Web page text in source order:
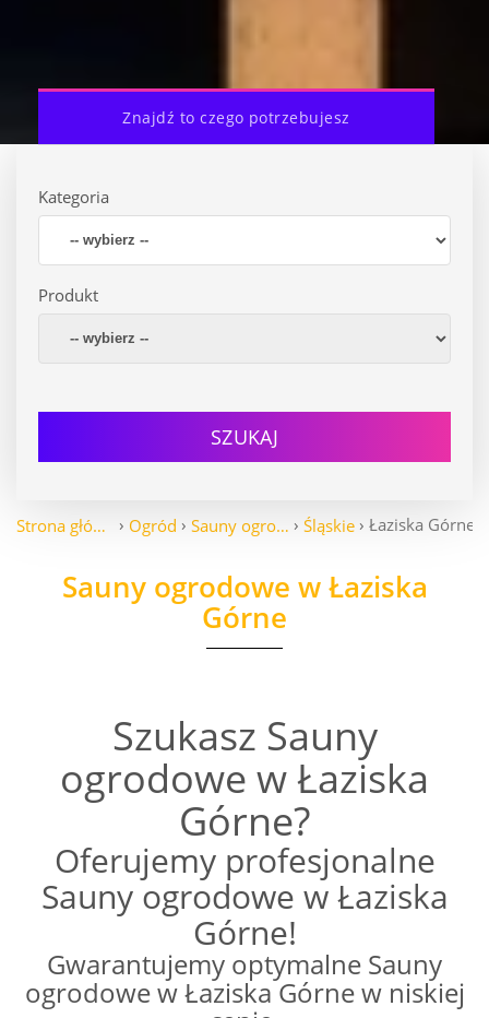
Znajdź to czego potrzebujesz
Kategoria
Produkt
SZUKAJ
Strona główna Ogród Sauny ogrodowe Śląskie Łaziska Górne
Sauny ogrodowe w Łaziska
Górne
Szukasz Sauny
ogrodowe w Łaziska
Górne?
Oferujemy profesjonalne
Sauny ogrodowe w Łaziska
Górne!
Gwarantujemy optymalne Sauny
ogrodowe w Łaziska Górne w niskiej